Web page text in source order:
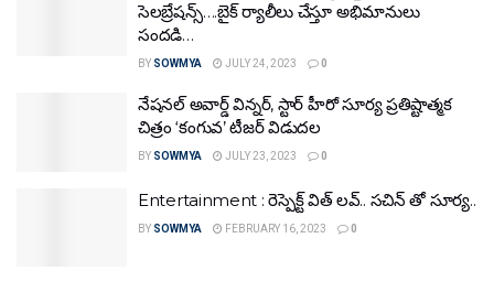
సెలబ్రేషన్స్….బైక్ ర్యాలీలు చేస్తూ అభిమానులు
సందడి…
BY SOWMYA JULY 24, 2023 0
నేషనల్ అవార్డ్ విన్నర్, స్టార్ హీరో సూర్య ప్రతిష్టాత్మక
చిత్రం ‘కంగువ’ టీజర్ విడుదల
BY SOWMYA JULY 23, 2023 0
Entertainment : రెస్పెక్ట్ విత్ లవ్.. సచిన్ తో సూర్య..
BY SOWMYA FEBRUARY 16, 2023 0